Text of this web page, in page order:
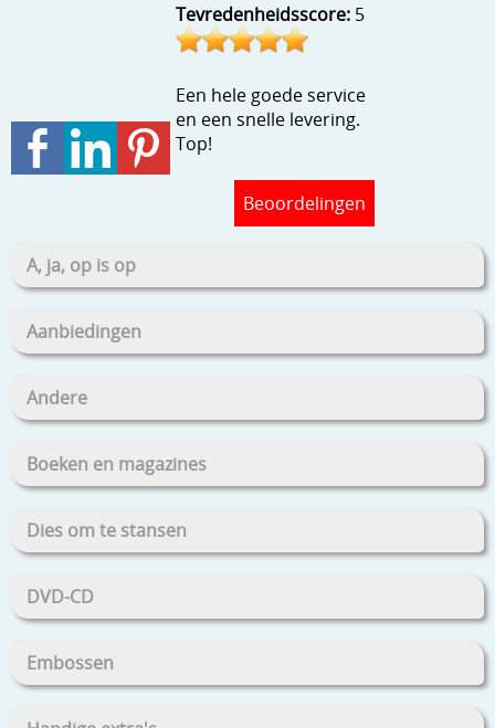
Tevredenheidsscore: 5
Een hele goede service
en een snelle levering.
Top!
Beoordelingen
A, ja, op is op
Aanbiedingen
Andere
Boeken en magazines
Dies om te stansen
DVD-CD
Embossen